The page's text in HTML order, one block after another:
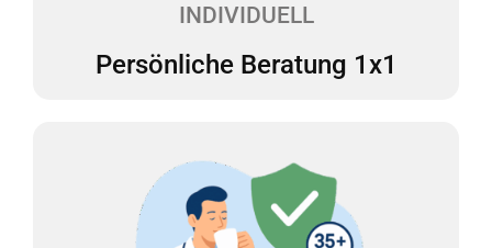
INDIVIDUELL
Persönliche Beratung 1x1